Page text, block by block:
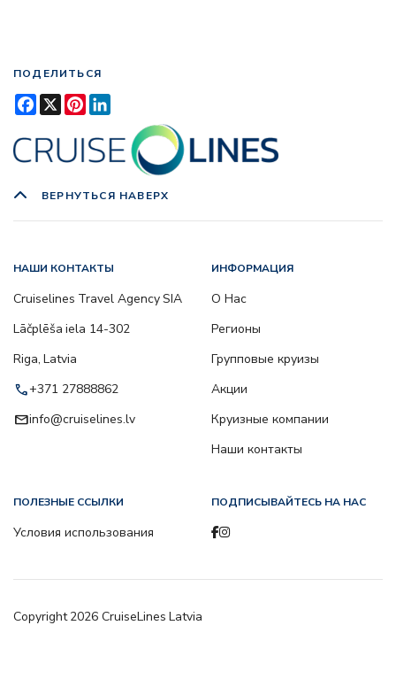
ПОДЕЛИТЬСЯ
Facebook
X Pinterest
ВЕРНУТЬСЯ НАВЕРХ
НАШИ КОНТАКТЫ
Cruiselines Travel Agency SIA
Lāčplēša iela 14-302
Riga, Latvia
call+371 27888862
emailinfo@cruiselines.lv
ИНФОРМАЦИЯ
О Нас
Регионы
Групповые круизы
Акции
Круизные компании
Наши контакты
ПОЛЕЗНЫЕ ССЫЛКИ
Условия использования
ПОДПИСЫВАЙТЕСЬ НА НАС
Copyright2026 CruiseLines Latvia